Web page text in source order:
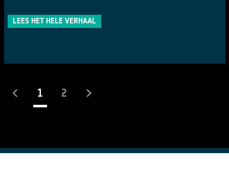
LEES HET HELE VERHAAL
1(actueel)
2